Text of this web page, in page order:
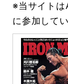
※当サイト
に参加して